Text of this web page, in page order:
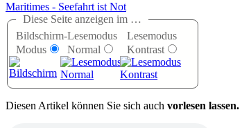
Maritimes - Seefahrt ist Not
Diese Seite anzeigen im …
Bildschirm-
Modus
Lesemodus
Normal
Lesemodus
Kontrast
Diesen Artikel können Sie sich auch vorlesen lassen.